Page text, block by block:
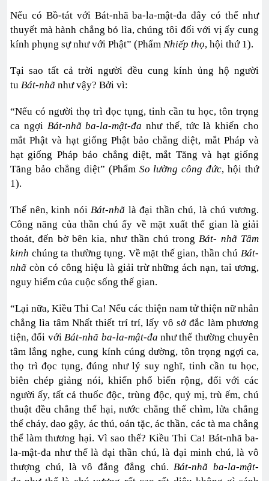
Nếu có Bồ-tát với Bát-nhã ba-la-mật-đa đây có thể như
thuyết mà hành chẳng bỏ lìa, chúng tôi đối với vị ấy cung
kính phụng sự như với Phật” (Phẩm Nhiếp thọ, hội thứ 1).
Tại sao tất cả trời người đều cung kính ủng hộ người
tu Bát-nhã như vậy? Bởi vì:
“Nếu có người thọ trì đọc tụng, tinh cần tu học, tôn trọng
ca ngợi Bát-nhã ba-la-mật-đanhư thế, tức là khiến cho
mắt Phật và hạt giống Phật bảo chẳng diệt, mắt Pháp và
hạt giống Pháp bảo chẳng diệt, mắt Tăng và hạt giống
Tăng bảo chẳng diệt” (Phẩm So lường công đức, hội thứ
1).
Thế nên, kinh nóiBát-nhã là đại thần chú, là chú vương.
Công năng của thần chú ấy về mặt xuất thế gian là giải
thoát, đến bờ bên kia, như thần chú trongBát- nhã Tâm
kinh chúng ta thường tụng. Về mặt thế gian, thần chúBát-
nhã còn có công hiệu là giải trừ những ách nạn, tai ương,
nguy hiểm của cuộc sống thế gian.
“Lại nữa, Kiều Thi Ca! Nếu các thiện nam tử thiện nữ nhân
chẳng lìa tâm Nhất thiết trí trí, lấy vô sở đắc làm phương
tiện, đối vớiBát-nhã ba-la-mật-đa như thế thường chuyên
tâm lắng nghe, cung kính cúng dường, tôn trọng ngợi ca,
thọ trì đọc tụng, đúng như lý suy nghĩ, tinh cần tu học,
biên chép giảng nói, khiến phổ biến rộng, đối với các
người ấy, tất cả thuốc độc, trùng độc, quỷ mị, trù ếm, chú
thuật đều chẳng thể hại, nước chẳng thể chìm, lửa chẳng
thể cháy, dao gậy, ác thú, oán tặc, ác thần, các tà ma chẳng
thể làm thương hại. Vì sao thế? Kiều Thi Ca! Bát-nhã ba-
la-mật-đa như thế là đại thần chú, là đại minh chú, là vô
thượng chú, là vô đẳng đẳng chú.Bát-nhã ba-la-mật-